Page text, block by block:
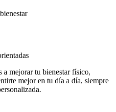
a mejorar tu bienestar físico,
mejor en tu día a día, siempre